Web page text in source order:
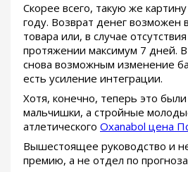
Скорее всего, такую же
году. Возврат денег возможен
товара или, в случае
протяжении максимум 7 дней.
снова возможным изменение
есть усиление интеграции.
Хотя, конечно, теперь это
мальчишки, а стройные
атлетического Oxanabol цена
Вышестоящее руководство и
премию, а не отдел по